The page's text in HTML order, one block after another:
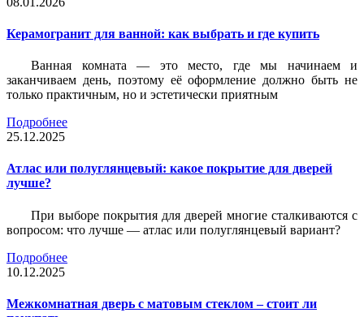
Керамогранит для ванной: как выбрать и где купить
Ванная комната — это место, где мы начинаем и
заканчиваем день, поэтому её оформление должно быть не
только практичным, но и эстетически приятным
Подробнее
25.12.2025
Атлас или полуглянцевый: какое покрытие для дверей
лучше?
При выборе покрытия для дверей многие сталкиваются с
вопросом: что лучше — атлас или полуглянцевый вариант?
Подробнее
10.12.2025
Межкомнатная дверь с матовым стеклом – стоит ли